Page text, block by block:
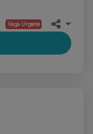
Vaga Urgente